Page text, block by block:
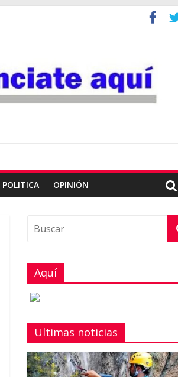
POLITICA OPINIÓN
Aquí
Ultimas noticias